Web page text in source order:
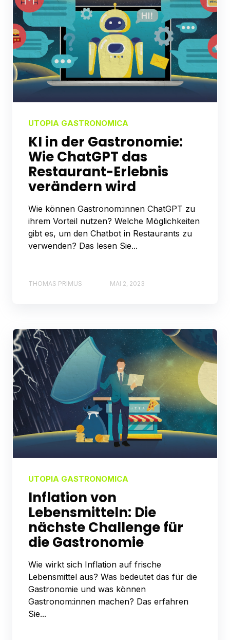
UTOPIA GASTRONOMICA
KI in der Gastronomie:
Wie ChatGPT das
Restaurant-Erlebnis
verändern wird
Wie können Gastronom:innen ChatGPT zu
ihrem Vorteil nutzen? Welche Möglichkeiten
gibt es, um den Chatbot in Restaurants zu
verwenden? Das lesen Sie...
THOMAS PRIMUS MAI 2, 2023
UTOPIA GASTRONOMICA
Inflation von
Lebensmitteln: Die
nächste Challenge für
die Gastronomie
Wie wirkt sich Inflation auf frische
Lebensmittel aus? Was bedeutet das für die
Gastronomie und was können
Gastronom:innen machen? Das erfahren
Sie...